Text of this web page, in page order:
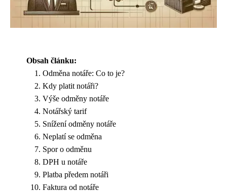
Obsah článku:
Odměna notáře: Co to je?
Kdy platit notáři?
Výše odměny notáře
Notářský tarif
Snížení odměny notáře
Neplatí se odměna
Spor o odměnu
DPH u notáře
Platba předem notáři
Faktura od notáře